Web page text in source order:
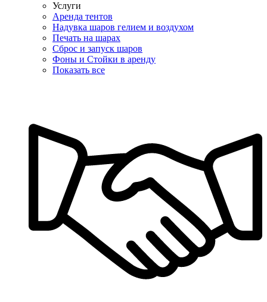
Услуги
Аренда тентов
Надувка шаров гелием и воздухом
Печать на шарах
Сброс и запуск шаров
Фоны и Стойки в аренду
Показать все